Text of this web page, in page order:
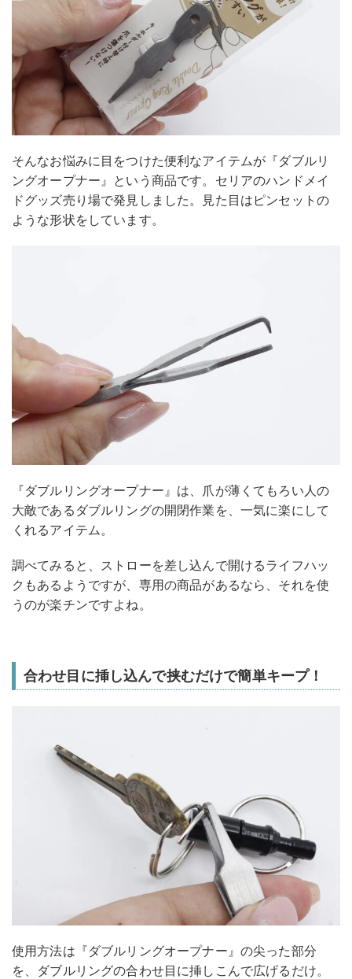
そんなお悩みに目をつけた便利なアイテムが『ダブルリ
ングオープナー』という商品です。セリアのハンドメイ
ドグッズ売り場で発見しました。見た目はピンセットの
ような形状をしています。
『ダブルリングオープナー』は、爪が薄くてもろい人の
大敵であるダブルリングの開閉作業を、一気に楽にして
くれるアイテム。
調べてみると、ストローを差し込んで開けるライフハッ
クもあるようですが、専用の商品があるなら、それを使
うのが楽チンですよね。
合わせ目に挿し込んで挟むだけで簡単キープ！
使用方法は『ダブルリングオープナー』の尖った部分
を、ダブルリングの合わせ目に挿しこんで広げるだけ。